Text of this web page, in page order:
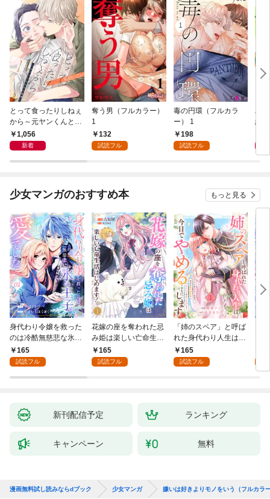
とって食ったりしねぇ
から～元ヤンくんとの
恋事情～ 1～6巻セッ
ト
1,056
新着
奪う男（フルカラー）
1
132
試読フル
毒の円環（フルカラ
ー） 1
198
試読フル
バ
経
少女マンガのおすすめ本 もっと見る
身代わり令嬢を救った
のは冷酷無慈悲な氷の
王子の愛でした１
165
試読フル
花嫁の座を奪われた忌
み姫は楽しい亡命生活
はじめます！１
165
試読フル
「姉のスペア」と呼ば
れた身代わり人生は、
今日でやめることにし
ます～辺境で自由を満
165
試読フル
新刊配信予定 ランキング
キャンペーン 無料
漫画無料試し読みならdブック 少女マンガ 嫌いは好きよりモノをいう（フルカラ